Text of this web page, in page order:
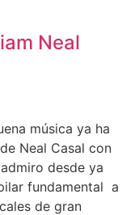
Neal
música ya ha
Neal Casal con
desde ya
fundamental a
de gran